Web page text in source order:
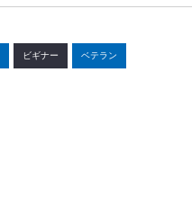
ビギナー ベテラン